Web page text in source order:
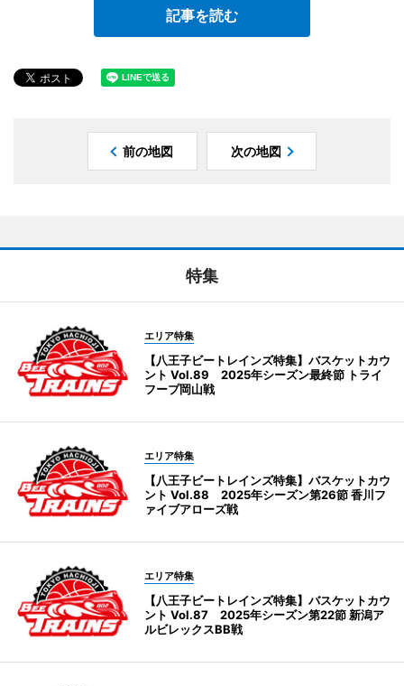
記事を読む
前の地図 次の地図
特集
エリア特集
【八王子ビートレインズ特集】バスケットカウ
ント Vol.89 2025年シーズン最終節 トライ
フープ岡山戦
エリア特集
【八王子ビートレインズ特集】バスケットカウ
ント Vol.88 2025年シーズン第26節 香川フ
ァイブアローズ戦
エリア特集
【八王子ビートレインズ特集】バスケットカウ
ント Vol.87 2025年シーズン第22節 新潟ア
ルビレックスBB戦